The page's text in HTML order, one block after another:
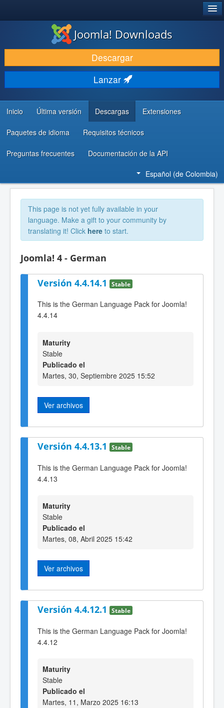
DESCARGAR
DESCUBRE Y APRENDE
COMUNIDAD Y AYUDA
RECURSOS PARA DESARROLLADORES
Joomla! Downloads
Descargar
Lanzar
Inicio Última versión Descargas Extensiones
Paquetes de idioma Requisitos técnicos
Preguntas frecuentes Documentación de la API
Español (de Colombia)
This page is not yet fully available in your
language. Make a gift to your community by
translating it! Click here to start.
Joomla! 4 - German
Versión 4.4.14.1 Stable
This is the German Language Pack for Joomla!
4.4.14
Maturity
Stable
Publicado el
Martes, 30, Septiembre 2025 15:52
Ver archivos
Versión 4.4.13.1 Stable
This is the German Language Pack for Joomla!
4.4.13
Maturity
Stable
Publicado el
Martes, 08, Abril 2025 15:42
Ver archivos
Versión 4.4.12.1 Stable
This is the German Language Pack for Joomla!
4.4.12
Maturity
Stable
Publicado el
Martes, 11, Marzo 2025 16:13